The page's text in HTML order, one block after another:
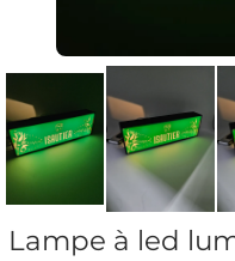
Lampe à led